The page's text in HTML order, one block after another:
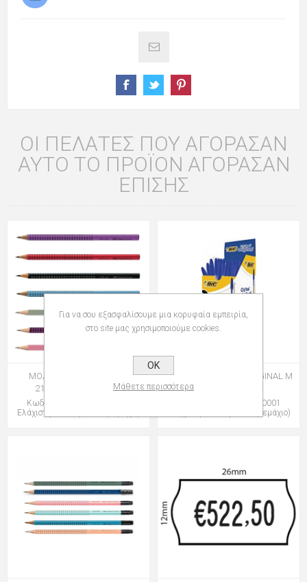
ΟΙ ΠΕΛΆΤΕΣ ΠΟΥ ΑΓΌΡΑΣΑΝ
ΑΥΤΌ ΤΟ ΠΡΟΪΌΝ ΑΓΌΡΑΣΑΝ
ΕΠΊΣΗΣ
ΜΟΛΥΒΙΑ AWF GRIP 2001
217000BLK BLACK HB
Κωδικός: group-108217008
Ελάχιστη Ποσότητα: 50 (Τεμάχιο)
ΣΤΥΛΟ BIC CRISTAL ORIGINAL M
Κωδικός: group-035000001
Ελάχιστη Ποσότητα: 50 (Τεμάχιο)
Για να σου εξασφαλίσουμε μια κορυφαία εμπειρία,
στο site μας χρησιμοποιούμε cookies.
OK
Μάθετε περισσότερα